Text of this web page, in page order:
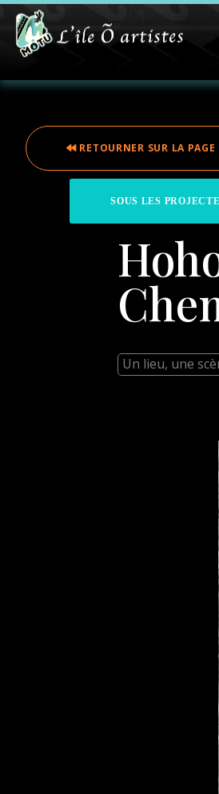
RETOURNER SUR LA PAGE
SOUS LES
Un lieu, une